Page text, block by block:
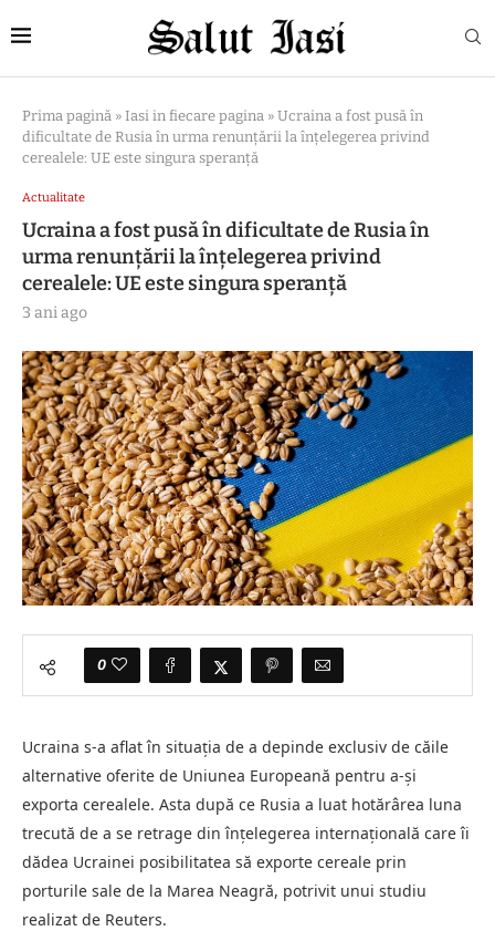
Prima pagină » Iasi in fiecare pagina » Ucraina a fost pusă în
dificultate de Rusia în urma renunțării la înțelegerea privind
cerealele: UE este singura speranță
Actualitate
Ucraina a fost pusă în dificultate de Rusia în
urma renunțării la înțelegerea privind
cerealele: UE este singura speranță
3 ani ago
0
Ucraina s-a aflat în situația de a depinde exclusiv de căile
alternative oferite de Uniunea Europeană pentru a-și
exporta cerealele. Asta după ce Rusia a luat hotărârea luna
trecută de a se retrage din înțelegerea internațională care îi
dădea Ucrainei posibilitatea să exporte cereale prin
porturile sale de la Marea Neagră, potrivit unui studiu
realizat de Reuters.